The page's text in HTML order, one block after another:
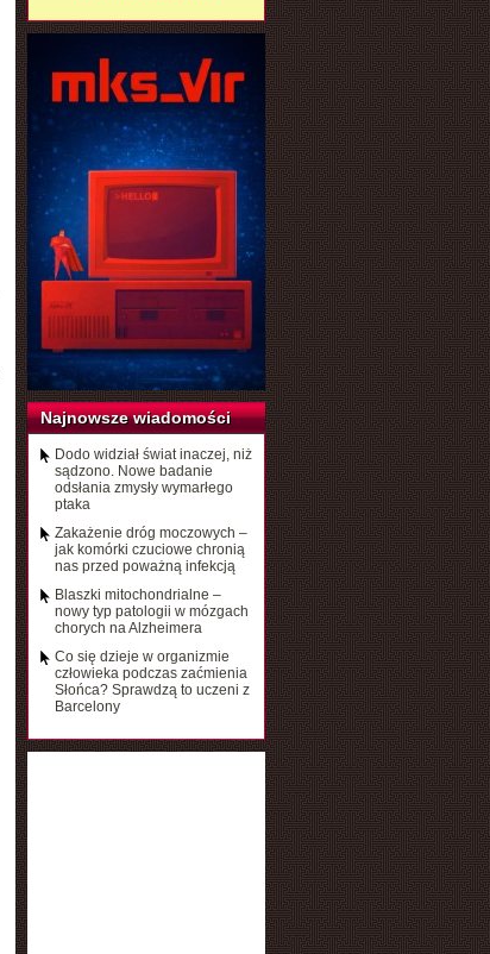
Najnowsze wiadomości
Dodo widział świat inaczej, niż
sądzono. Nowe badanie
odsłania zmysły wymarłego
ptaka
Zakażenie dróg moczowych –
jak komórki czuciowe chronią
nas przed poważną infekcją
Blaszki mitochondrialne –
nowy typ patologii w mózgach
chorych na Alzheimera
Co się dzieje w organizmie
człowieka podczas zaćmienia
Słońca? Sprawdzą to uczeni z
Barcelony